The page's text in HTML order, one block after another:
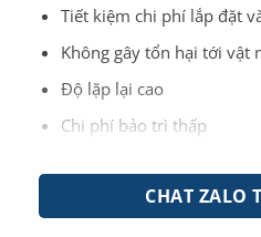
Tiết kiệm chi phí lắp đặt
Không gây tổn hại tới vật
Độ lặp lại cao
Chi phí bảo trì thấp
được là: 0.1 Pa/0.001
Có thể cung cấp bài đo
CHAT ZALO